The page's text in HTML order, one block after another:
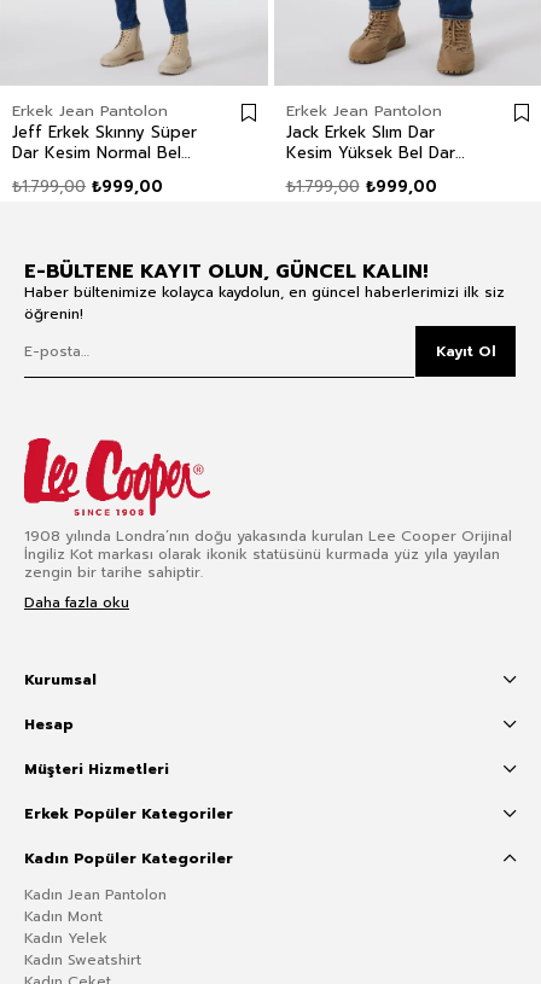
Erkek Jean Pantolon
Jeff Erkek Skınny Süper
Dar Kesim Normal Bel
Mavi
₺999,00
₺1.799,00
Erkek Jean Pantolon
Jack Erkek Slım Dar
Kesim Yüksek Bel Dar
₺999,00
₺1.799,00
E-BÜLTENE KAYIT OLUN, GÜNCEL KALIN!
Haber bültenimize kolayca kaydolun, en güncel haberlerimizi ilk siz
öğrenin!
Kayıt Ol
1908 yılında Londra’nın doğu yakasında kurulan Lee Cooper Orijinal
İngiliz Kot markası olarak ikonik statüsünü kurmada yüz yıla yayılan
zengin bir tarihe sahiptir.
Daha fazla oku
Kurumsal
Hesap
Müşteri Hizmetleri
Erkek Popüler Kategoriler
Kadın Popüler Kategoriler
Kadın Jean Pantolon
Kadın Mont
Kadın Yelek
Kadın Sweatshirt